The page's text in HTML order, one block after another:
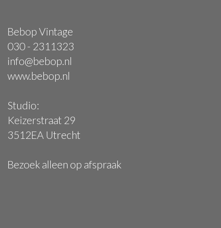
Bebop Vintage
030 - 2311323
info@bebop.nl
www.bebop.nl
Studio:
Keizerstraat 29
3512EA Utrecht
Bezoek alleen op afspraak